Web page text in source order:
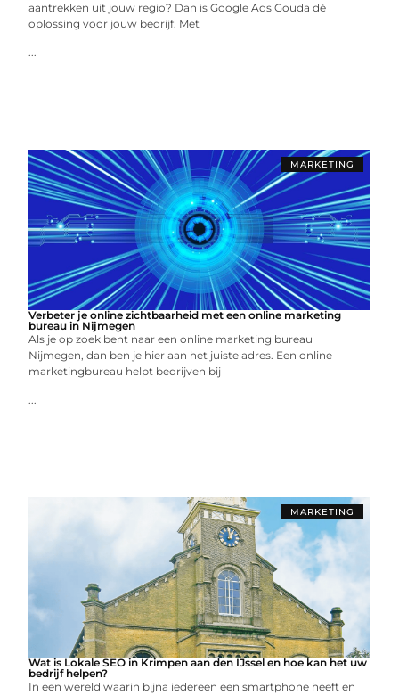
aantrekken uit jouw regio? Dan is Google Ads Gouda dé
oplossing voor jouw bedrijf. Met
...
MARKETING
Verbeter je online zichtbaarheid met een online marketing
bureau in Nijmegen
Als je op zoek bent naar een online marketing bureau
Nijmegen, dan ben je hier aan het juiste adres. Een online
marketingbureau helpt bedrijven bij
...
MARKETING
Wat is Lokale SEO in Krimpen aan den IJssel en hoe kan het uw
bedrijf helpen?
In een wereld waarin bijna iedereen een smartphone heeft en